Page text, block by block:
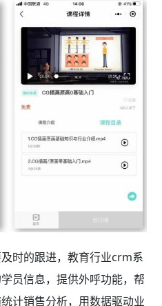
时的跟进，教育行业crm系
员信息，提供外呼功能，帮
计销售分析，用数据驱动业